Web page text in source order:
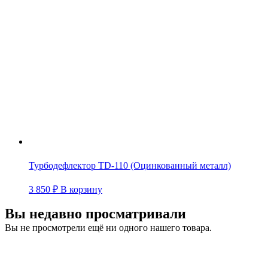
Турбодефлектор TD-110 (Оцинкованный металл)
3 850 ₽ В корзину
Вы недавно просматривали
Вы не просмотрели ещё ни одного нашего товара.